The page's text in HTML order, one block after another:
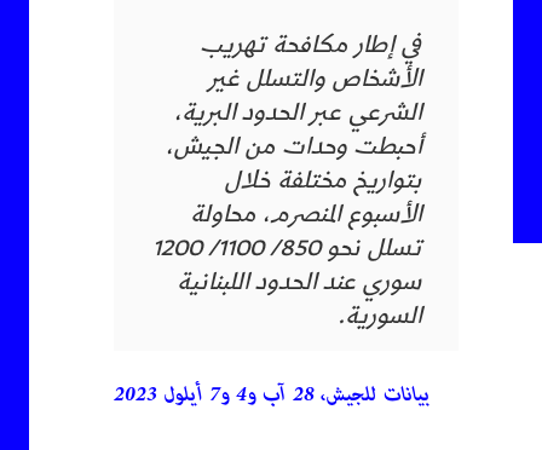
في إطار مكافحة تهريب
الأشخاص والتسلل غير
الشرعي عبر الحدود البرية،
أحبطت وحدات من الجيش،
بتواريخ مختلفة خلال
الأسبوع المنصرم، محاولة
تسلل نحو 850/ 1100/ 1200
سوري عند الحدود اللبنانية
السورية.
بيانات للجيش، 28 آب و4 و7 أيلول 2023